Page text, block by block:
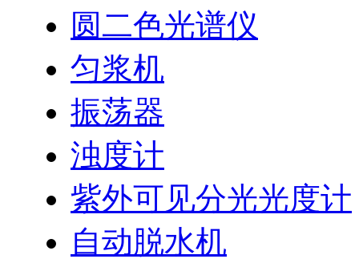
圆二色光谱仪
匀浆机
振荡器
浊度计
紫外可见分光光度计
自动脱水机